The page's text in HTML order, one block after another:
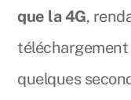
que la 4G,
téléchargement
quelques